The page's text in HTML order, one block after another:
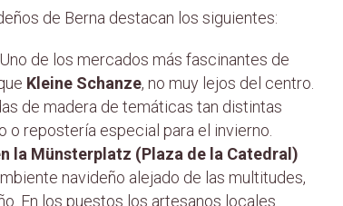
de Berna destacan los siguientes:
de los mercados más fascinantes de
Kleine Schanze, no muy lejos del centro.
de madera de temáticas tan distintas
o repostería especial para el invierno.
la Münsterplatz (Plaza de la Catedral)
navideño alejado de las multitudes,
En los puestos los artesanos locales